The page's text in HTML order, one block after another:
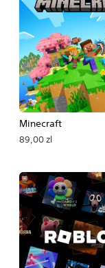
Minecraft
89,00 zl